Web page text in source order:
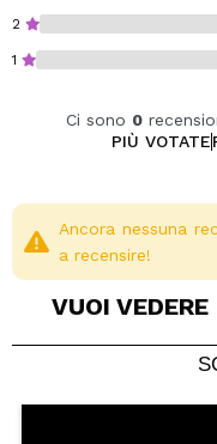
2
1
Ci sono 0
PIÙ VOTATE
Ancora nessuna
a recensire!
VUOI